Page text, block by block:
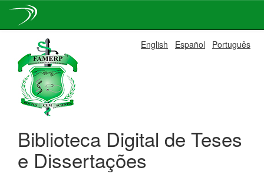
navigation
English Español Português
Biblioteca Digital de Teses
e Dissertações